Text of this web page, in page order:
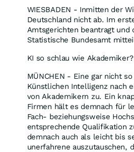
WIESBADEN - Inmitten der
Deutschland nicht ab. Im
Amtsgerichten beantragt und
Statistische Bundesamt
KI so schlau wie
MÜNCHEN - Eine gar nicht
Künstlichen Intelligenz nach
von Akademikern zu. Ein
Firmen hält es demnach für
Fach- beziehungsweise
entsprechende Qualifikation
demnach auch als leicht bis
unerfahrene auszutauschen,